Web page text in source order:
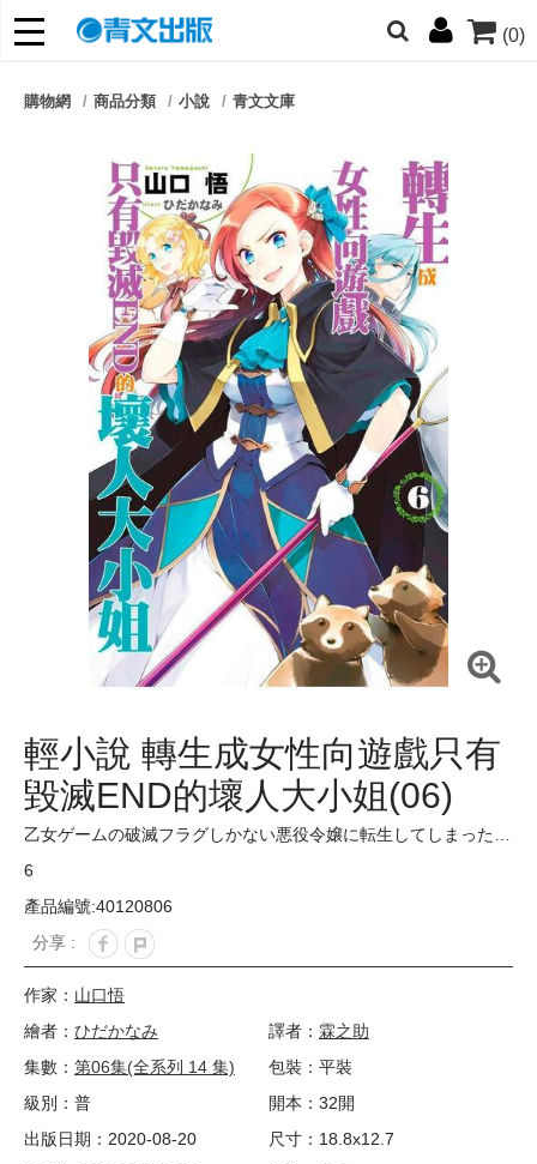
(0)
朋友們，提高警覺！
購物網 商品分類 小說 青文文庫
輕小說 轉生成女性向遊戲只有
毀滅END的壞人大小姐(06)
乙女ゲームの破滅フラグしかない悪役令嬢に転生してしまった…
6
產品編號:40120806
分享 :
作家： 山口悟
繪者： ひだかなみ 譯者： 霖之助
集數： 第06集(全系列 14 集)
包裝：平裝
級別：普
開本：32開
出版日期：2020-08-20
尺寸：18.8x12.7